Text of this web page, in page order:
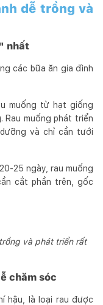
dễ trồng và
nhất
các bữa ăn gia đình
muống từ hạt giống
muống phát triển
và chỉ cần tưới
25 ngày, rau muống
cắt phần trên, gốc
và phát triển rất
chăm sóc
hậu, là loại rau được